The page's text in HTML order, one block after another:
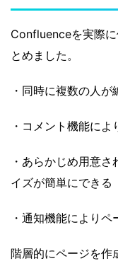
Confluenceを実際
とめました。
・同時に複数の人が
・コメント機能によ
・あらかじめ用意
イズが簡単にできる
・通知機能により
階層的にページを作